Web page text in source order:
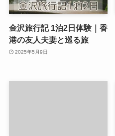
金沢旅行記 1泊2日体験｜香
港の友人夫妻と巡る旅
2025年5月9日